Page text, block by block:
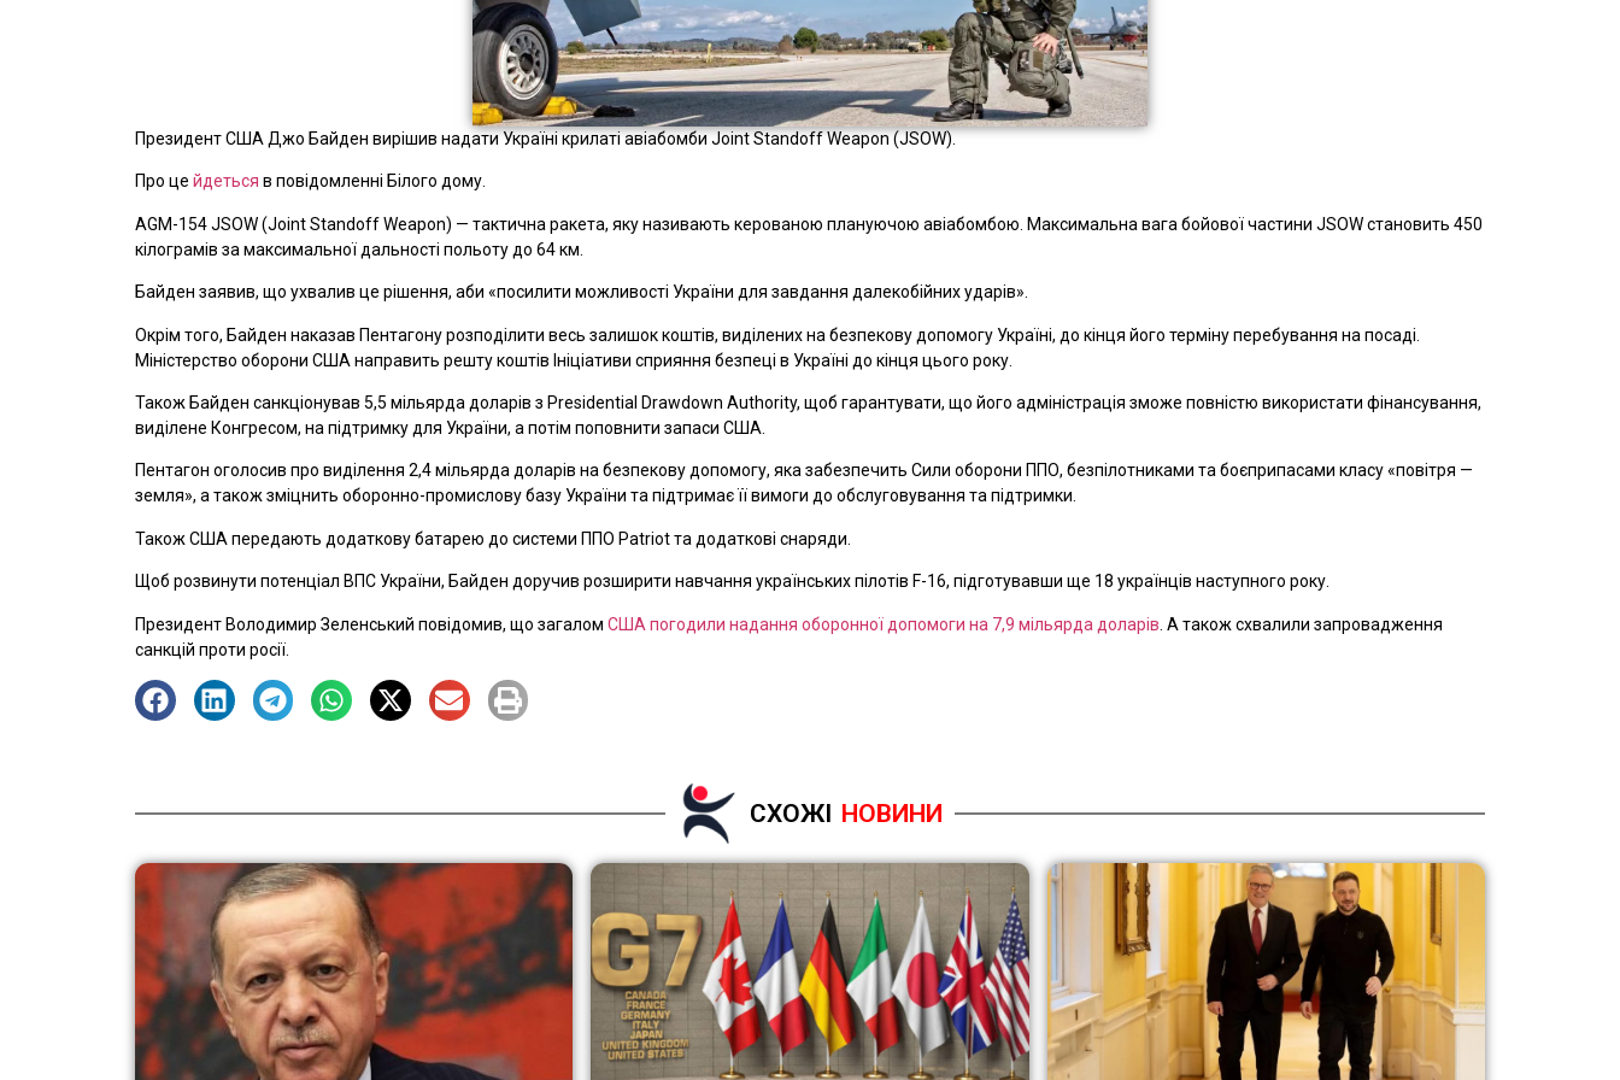
Президент США Джо Байден вирішив надати Україні крилаті авіабомби Joint Standoff Weapon (JSOW).
Про це йдеться в повідомленні Білого дому.
AGM-154 JSOW (Joint Standoff Weapon) — тактична ракета, яку називають керованою плануючою авіабомбою. Максимальна вага бойової частини JSOW становить 450
кілограмів за максимальної дальності польоту до 64 км.
Байден заявив, що ухвалив це рішення, аби «посилити можливості України для завдання далекобійних ударів».
Окрім того, Байден наказав Пентагону розподілити весь залишок коштів, виділених на безпекову допомогу Україні, до кінця його терміну перебування на посаді.
Міністерство оборони США направить решту коштів Ініціативи сприяння безпеці в Україні до кінця цього року.
Також Байден санкціонував 5,5 мільярда доларів з Presidential Drawdown Authority, щоб гарантувати, що його адміністрація зможе повністю використати фінансування,
виділене Конгресом, на підтримку для України, а потім поповнити запаси США.
Пентагон оголосив про виділення 2,4 мільярда доларів на безпекову допомогу, яка забезпечить Сили оборони ППО, безпілотниками та боєприпасами класу «повітря —
земля», а також зміцнить оборонно-промислову базу України та підтримає її вимоги до обслуговування та підтримки.
Також США передають додаткову батарею до системи ППО Patriot та додаткові снаряди.
Щоб розвинути потенціал ВПС України, Байден доручив розширити навчання українських пілотів F-16, підготувавши ще 18 українців наступного року.
Президент Володимир Зеленський повідомив, що загалом США погодили надання оборонної допомоги на 7,9 мільярда доларів . А також схвалили запровадження
санкцій проти росії.
СХОЖІ НОВИНИ